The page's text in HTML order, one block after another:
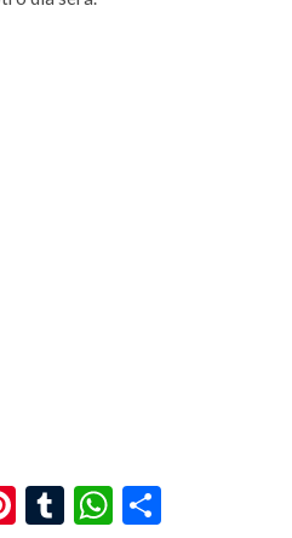
Pinterest
TumblrWhatsApp